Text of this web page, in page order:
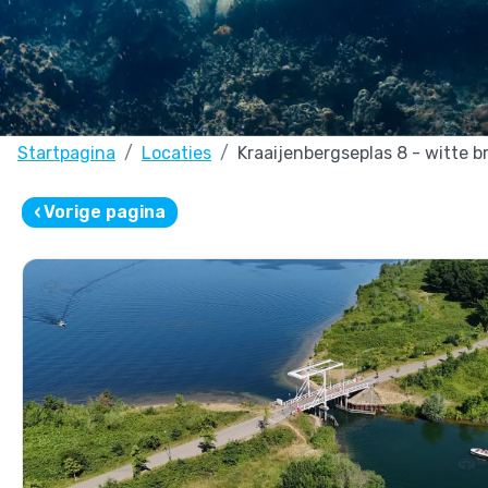
Startpagina Locaties Kraaijenbergseplas 8 - witte
‹Vorige pagina